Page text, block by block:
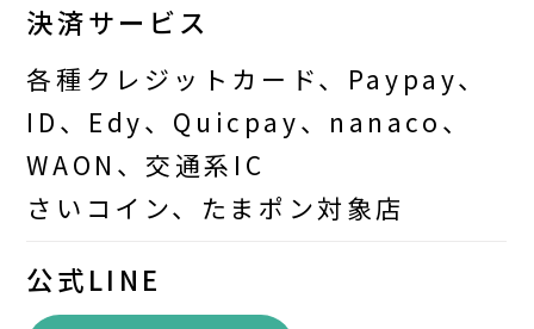
決済サービス
各種クレジットカード、Paypay、
ID、Edy、Quicpay、nanaco、
WAON、交通系IC
さいコイン、たまポン対象店
公式LINE